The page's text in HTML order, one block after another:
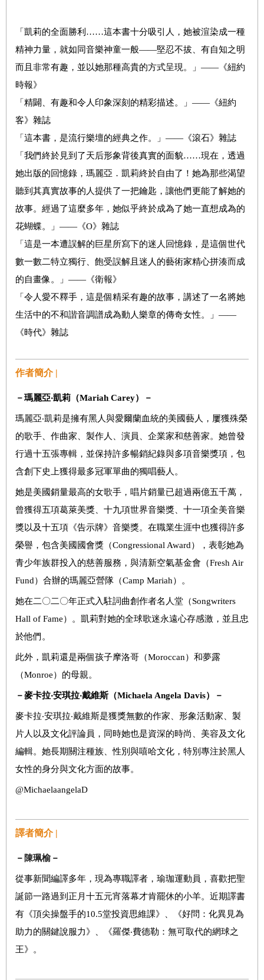
「凱莉的全面勝利……這本書十分吸引人，她被渲染成一種
精神力量，就如同音樂神童一般——堅忍不拔、有自知之明
而且非常有趣，並以她那種高貴的方式呈現。」 —— 《紐約
時報》
「精闢、有趣和令人印象深刻的精彩描述。」 —— 《紐約
客》雜誌
「這本書，是流行樂壇的經典之作。」 —— 《滾石》雜誌
「我們終於見到了天后形象背後真實的面貌……現在，透過
她出版的回憶錄，瑪麗亞．凱莉終於自由了！她為那些渴望
聽到其真實故事的人提供了一把鑰匙，讓他們更能了解她的
故事。經過了這麼多年，她似乎終於成為了她一直想成為的
花蝴蝶。」 —— 《O》雜誌
「這是一本遭誤解的巨星所寫下的迷人回憶錄，是這個世代
數一數二特立獨行、飽受誤解且迷人的藝術家精心拼湊而成
的自畫像。」 —— 《衛報》
「令人愛不釋手，這是個精采有趣的故事，講述了一名將她
生活中的不和諧音調譜成為動人樂章的傳奇女性。」 ——
《時代》雜誌
作者簡介 |
－瑪麗亞‧凱莉 （Mariah Carey） －
瑪麗亞‧凱莉是擁有黑人與愛爾蘭血統的美國藝人，屢獲殊榮
的歌手、作曲家、製作人、演員、企業家和慈善家。她曾發
行過十五張專輯，並保持許多暢銷紀錄與多項音樂獎項，包
含創下史上獲得最多冠軍單曲的獨唱藝人。
她是美國銷量最高的女歌手，唱片銷量已超過兩億五千萬，
曾獲得五項葛萊美獎、十九項世界音樂獎、十一項全美音樂
獎以及十五項《告示牌》音樂獎。在職業生涯中也獲得許多
榮譽，包含美國國會獎（Congressional Award），表彰她為
青少年族群投入的慈善服務，與清新空氣基金會（Fresh Air
Fund）合辦的瑪麗亞營隊（Camp Mariah）。
她在二〇二〇年正式入駐詞曲創作者名人堂（Songwriters
Hall of Fame）。凱莉對她的全球歌迷永遠心存感激，並且忠
於他們。
此外，凱莉還是兩個孩子摩洛哥（Moroccan）和夢露
（Monroe）的母親。
－麥卡拉‧安琪拉‧戴維斯（Michaela Angela Davis）－
麥卡拉‧安琪拉‧戴維斯是獲獎無數的作家、形象活動家、製
片人以及文化評論員，同時她也是資深的時尚、美容及文化
編輯。她長期關注種族、性別與嘻哈文化，特別專注於黑人
女性的身分與文化方面的故事。
@MichaelaangelaD
譯者簡介 |
－ 陳珮榆 －
從事新聞編譯多年，現為專職譯者，瑜珈運動員，喜歡把聖
誕節一路過到正月十五元宵落幕才肯罷休的小羊。近期譯書
有《頂尖操盤手的10.5堂投資思維課》、《好問：化異見為
助力的關鍵說服力》、《羅傑‧費德勒：無可取代的網球之
王》。